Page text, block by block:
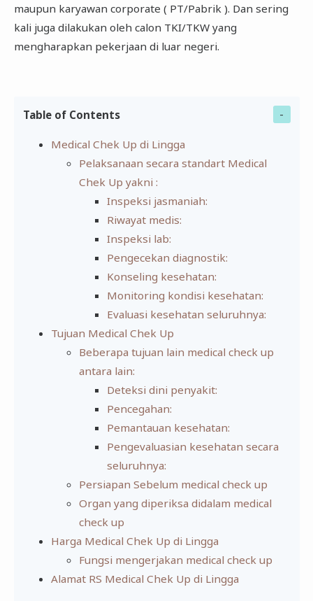
maupun karyawan corporate ( PT/Pabrik ). Dan sering
kali juga dilakukan oleh calon TKI/TKW yang
mengharapkan pekerjaan di luar negeri.
Table of Contents
Medical Chek Up di Lingga
Pelaksanaan secara standart Medical
Chek Up yakni :
Inspeksi jasmaniah:
Riwayat medis:
Inspeksi lab:
Pengecekan diagnostik:
Konseling kesehatan:
Monitoring kondisi kesehatan:
Evaluasi kesehatan seluruhnya:
Tujuan Medical Chek Up
Beberapa tujuan lain medical check up
antara lain:
Deteksi dini penyakit:
Pencegahan:
Pemantauan kesehatan:
Pengevaluasian kesehatan secara
seluruhnya:
Persiapan Sebelum medical check up
Organ yang diperiksa didalam medical
check up
Harga Medical Chek Up di Lingga
Fungsi mengerjakan medical check up
Alamat RS Medical Chek Up di Lingga